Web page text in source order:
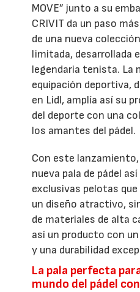
MOVE” junto a su
CRIVIT da un paso
de una nueva
limitada, desarrollada
legendaria tenista. La
equipación deportiva,
en Lidl, amplía así su
del deporte con una
los amantes del pádel.
Con este
nueva pala de pádel
exclusivas pelotas
un diseño atractivo,
de materiales de alta
así un producto con
y una durabilidad
La pala perfecta
mundo del pádel